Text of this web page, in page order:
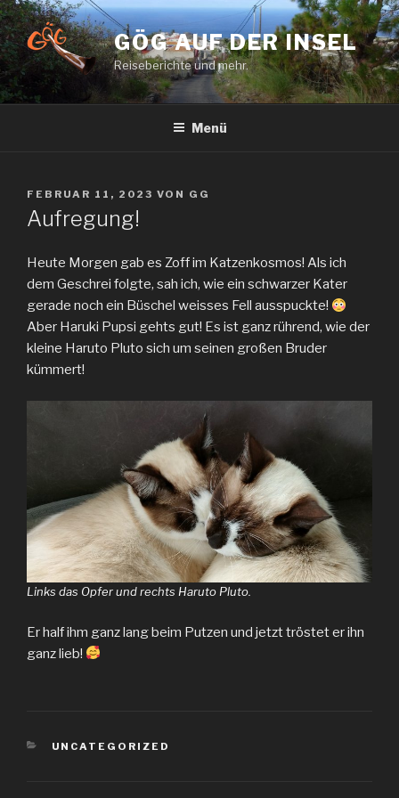
Zum
Inhalt
springen
GÖG AUF DER INSEL
Reiseberichte und mehr.
Menü
VERÖFFENTLICHT
AM
FEBRUAR 11, 2023 VON GG
Aufregung!
Heute Morgen gab es Zoff im Katzenkosmos! Als ich
dem Geschrei folgte, sah ich, wie ein schwarzer Kater
gerade noch ein Büschel weisses Fell ausspuckte!
Aber Haruki Pupsi gehts gut! Es ist ganz rührend, wie der
kleine Haruto Pluto sich um seinen großen Bruder
kümmert!
Links das Opfer und rechts Haruto Pluto.
Er half ihm ganz lang beim Putzen und jetzt tröstet er ihn
ganz lieb!
KATEGORIEN
UNCATEGORIZED